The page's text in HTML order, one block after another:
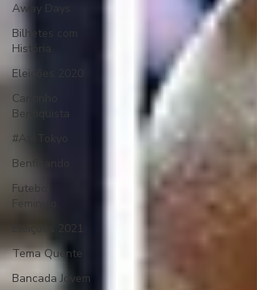
Away Days
Bilhetes com
História
Eleições 2020
Cantinho
Benfiquista
#AtéTokyo
Benficando
Futebol
Feminino
Eleições 2021
Tema Quente
Bancada Jovem